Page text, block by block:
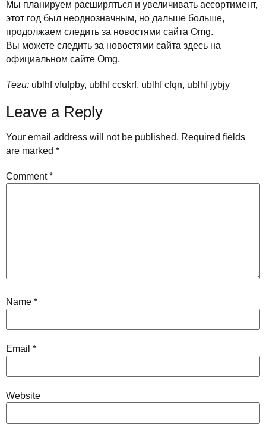
Мы планируем расширяться и увеличивать ассортимент,
этот год был неоднозначным, но дальше больше,
продолжаем следить за новостями сайта Omg.
Вы можете следить за новостями сайта здесь на
официальном сайте Omg.
Теги: ublhf vfufpby, ublhf ccskrf, ublhf cfqn, ublhf jybjy
Leave a Reply
Your email address will not be published. Required fields
are marked *
Comment*
Name *
Email *
Website